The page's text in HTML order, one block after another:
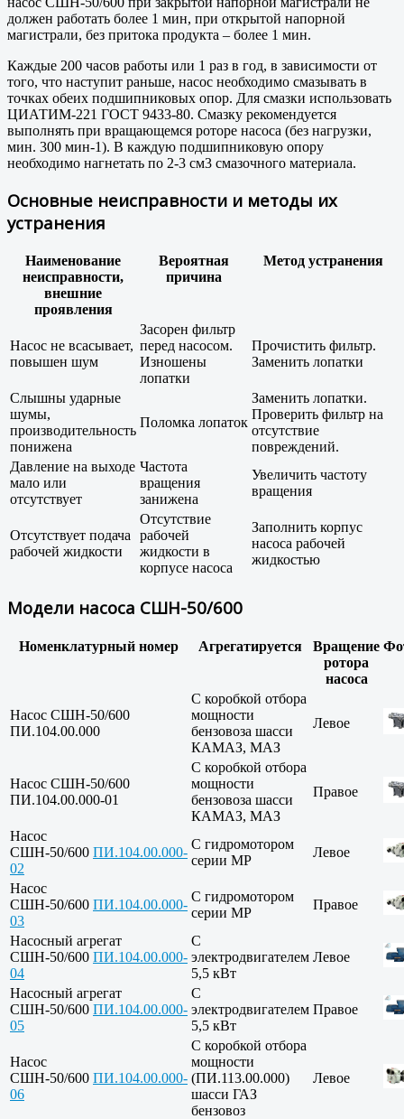
должен работать более 1 мин, при открытой напорной
магистрали, без притока продукта – более 1 мин.
Каждые 200 часов работы или 1 раз в год, в зависимости от
того, что наступит раньше, насос необходимо смазывать в
точках обеих подшипниковых опор. Для смазки использовать
ЦИАТИМ-221 ГОСТ 9433-80. Смазку рекомендуется
выполнять при вращающемся роторе насоса (без нагрузки,
мин. 300 мин-1). В каждую подшипниковую опору
необходимо нагнетать по 2-3 см3 смазочного материала.
Основные неисправности и методы их
устранения
Наименование
неисправности,
внешние
проявления
Вероятная
причина
Метод устранения
Насос не всасывает,
повышен шум
Засорен фильтр
перед насосом.
Изношены
лопатки
Прочистить фильтр.
Заменить лопатки
Слышны ударные
шумы,
производительность
понижена
Поломка лопаток
Заменить лопатки.
Проверить фильтр на
отсутствие
повреждений.
Давление на выходе
мало или
отсутствует
Частота
вращения
занижена
Увеличить частоту
вращения
Отсутствует подача
рабочей жидкости
Отсутствие
рабочей
жидкости в
корпусе насоса
Заполнить корпус
насоса рабочей
жидкостью
Модели насоса СШН-50/600
Номенклатурный номер Агрегатируется
Вращение
ротора
насоса
Насос СШН-50/600
ПИ.104.00.000
С коробкой отбора
мощности
бензовоза шасси
КАМАЗ, МАЗ
Левое
Насос СШН-50/600
ПИ.104.00.000-01
С коробкой отбора
мощности
бензовоза шасси
КАМАЗ, МАЗ
Правое
Насос
СШН-50/600 ПИ.104.00.000-
02
С гидромотором
серии МР
Левое
Насос
СШН-50/600 ПИ.104.00.000-
03
С гидромотором
серии МР
Правое
Насосный агрегат
СШН-50/600 ПИ.104.00.000-
04
С
электродвигателем
5,5 кВт
Левое
Насосный агрегат
СШН-50/600 ПИ.104.00.000-
05
С
электродвигателем
5,5 кВт
Правое
Насос
СШН-50/600 ПИ.104.00.000-
06
С коробкой отбора
мощности
(ПИ.113.00.000)
шасси ГАЗ
бензовоз
Левое